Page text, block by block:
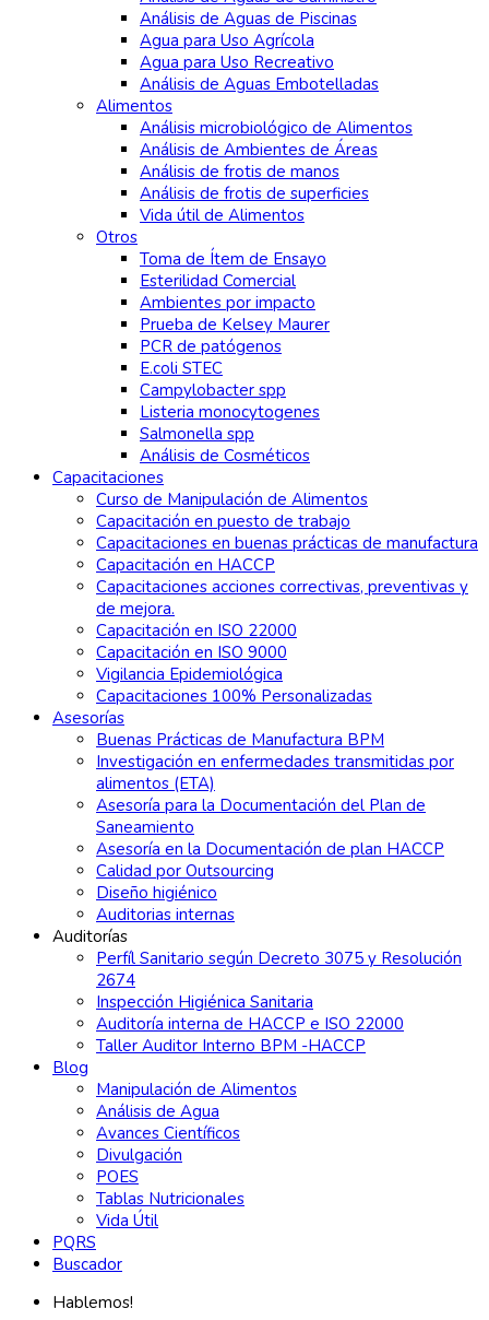
Análisis de Aguas de Piscinas
Agua para Uso Agrícola
Agua para Uso Recreativo
Análisis de Aguas Embotelladas
Alimentos
Análisis microbiológico de Alimentos
Análisis de Ambientes de Áreas
Análisis de frotis de manos
Análisis de frotis de superficies
Vida útil de Alimentos
Otros
Toma de Ítem de Ensayo
Esterilidad Comercial
Ambientes por impacto
Prueba de Kelsey Maurer
PCR de patógenos
E.coli STEC
Campylobacter spp
Listeria monocytogenes
Salmonella spp
Análisis de Cosméticos
Capacitaciones
Curso de Manipulación de Alimentos
Capacitación en puesto de trabajo
Capacitaciones en buenas prácticas de manufactura
Capacitación en HACCP
Capacitaciones acciones correctivas, preventivas y
de mejora.
Capacitación en ISO 22000
Capacitación en ISO 9000
Vigilancia Epidemiológica
Capacitaciones 100% Personalizadas
Asesorías
Buenas Prácticas de Manufactura BPM
Investigación en enfermedades transmitidas por
alimentos (ETA)
Asesoría para la Documentación del Plan de
Saneamiento
Asesoría en la Documentación de plan HACCP
Calidad por Outsourcing
Diseño higiénico
Auditorias internas
Auditorías
Perfíl Sanitario según Decreto 3075 y Resolución
2674
Inspección Higiénica Sanitaria
Auditoría interna de HACCP e ISO 22000
Taller Auditor Interno BPM -HACCP
Blog
Manipulación de Alimentos
Análisis de Agua
Avances Científicos
Divulgación
POES
Tablas Nutricionales
Vida Útil
PQRS
Buscador
Hablemos!